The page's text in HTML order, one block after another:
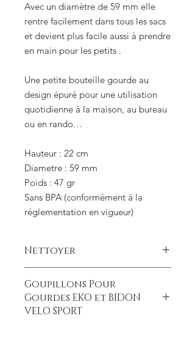
Avec un diamètre de 59 mm elle
rentre facilement dans tous les sacs
et devient plus facile aussi à prendre
en main pour les petits .
Une petite bouteille gourde au
design épuré pour une utilisation
quotidienne à la maison, au bureau
ou en rando…
Hauteur : 22 cm
Diametre : 59 mm
Poids : 47 gr
Sans BPA (conformément à la
réglementation en vigueur)
Nettoyer
laisser la gourde ouverte. Lavage au
lave vaisselle possible .
Goupillons Pour
Gourdes EKO et BIDON
VELO SPORT